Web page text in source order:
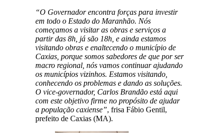
“O Governador encontra forças para investir
em todo o Estado do Maranhão. Nós
começamos a visitar as obras e serviços a
partir das 8h, já são 18h, e ainda estamos
visitando obras e enaltecendo o município de
Caxias, porque somos sabedores de que por ser
macro regional, nós vamos continuar ajudando
os municípios vizinhos. Estamos visitando,
conhecendo os problemas e dando as soluções.
O vice-governador, Carlos Brandão está aqui
com este objetivo firme no propósito de ajudar
a população caxiense”, frisa Fábio Gentil,
prefeito de Caxias (MA).